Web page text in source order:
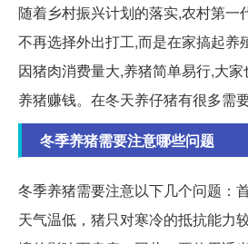
随着乡村振兴计划的落实,农村第一
不再选择外出打工,而是在家搞起养
因猪肉消费量大,养猪简单易行,大
养猪赚钱。在冬天养仔猪有很多需
冬季养猪需要注意哪些问题
冬季养猪需要注意以下几个问题：
天气温低，猪只对寒冷的抵抗能力